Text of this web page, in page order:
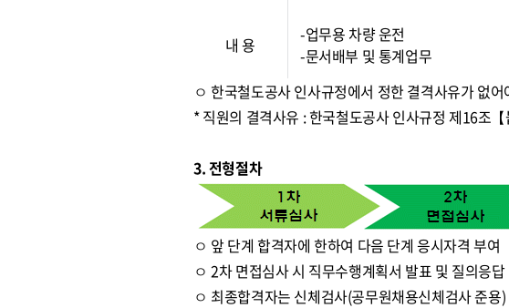
내 용
-업무용 차량 운전
-문서배부 및 통계업무
ㅇ 한국철도공사 인사규정에서 정한 결격사유가 없어
* 직원의 결격사유 : 한국철도공사 인사규정 제16조【
3. 전형절차
ㅇ 앞 단계 합격자에 한하여 다음 단계 응시자격 부여
ㅇ 2차 면접심사 시 직무수행계획서 발표 및 질의응답
ㅇ 최종합격자는 신체검사(공무원채용신체검사 준용